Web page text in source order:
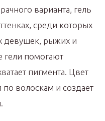
варианта, гель
среди которых
девушек, рыжих и
гели помогают
пигмента. Цвет
волоскам и создает